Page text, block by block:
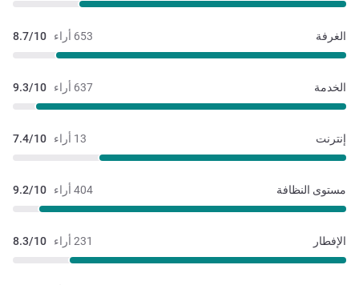
653 أراء 8.7/10 الغرفة
637 أراء 9.3/10 الخدمة
13 أراء 7.4/10 إنترنت
404 أراء 9.2/10 مستوى النظافة
231 أراء 8.3/10 الإفطار